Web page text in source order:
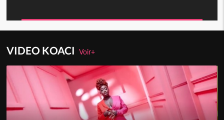
VIDEO KOACIVoir+